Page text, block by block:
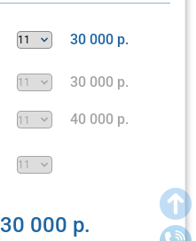
30 000 р.
30 000 р.
40 000 р.
30 000 р.